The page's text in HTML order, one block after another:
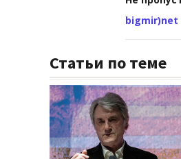
bigmir)net
Статьи по теме